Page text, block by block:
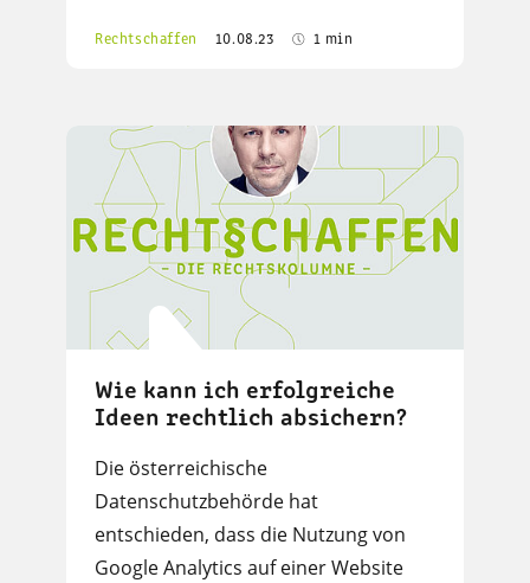
Rechtschaffen 10.08.23 1 min
Wie kann ich erfolgreiche
Ideen rechtlich absichern?
Die österreichische
Datenschutzbehörde hat
entschieden, dass die Nutzung von
Google Analytics auf einer Website